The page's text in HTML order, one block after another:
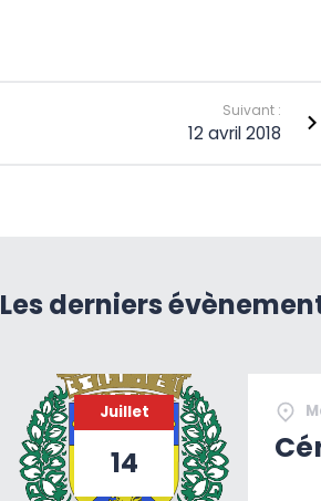
Suivant :
12 avril 2018
Les derniers
Juillet
14